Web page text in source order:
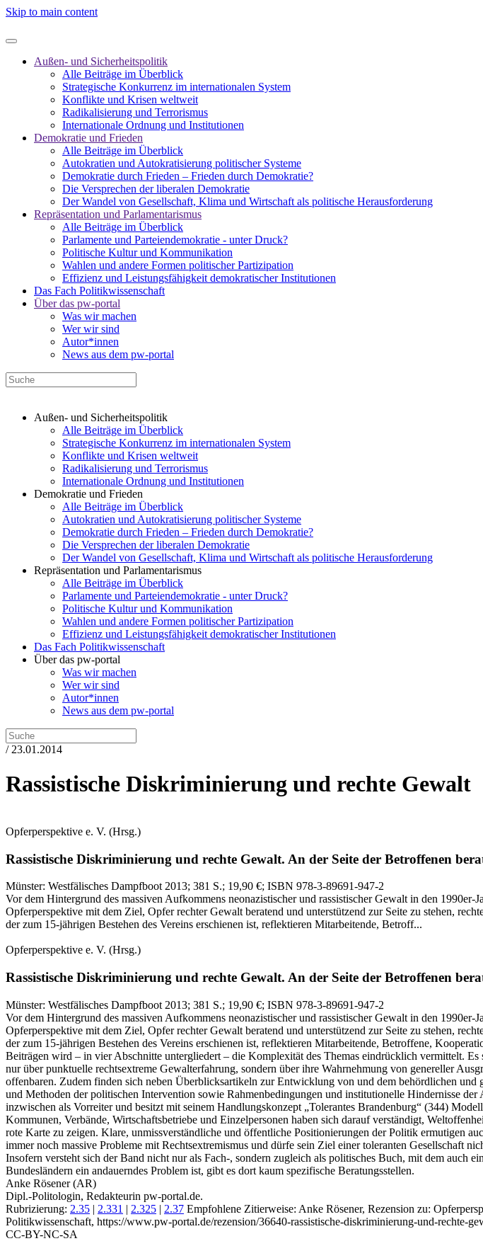
Skip to main content
Außen- und Sicherheitspolitik
Alle Beiträge im Überblick
Strategische Konkurrenz im internationalen System
Konflikte und Krisen weltweit
Radikalisierung und Terrorismus
Internationale Ordnung und Institutionen
Demokratie und Frieden
Alle Beiträge im Überblick
Autokratien und Autokratisierung politischer Systeme
Demokratie durch Frieden – Frieden durch Demokratie?
Die Versprechen der liberalen Demokratie
Der Wandel von Gesellschaft, Klima und Wirtschaft als politische Herausforderung
Repräsentation und Parlamentarismus
Alle Beiträge im Überblick
Parlamente und Parteiendemokratie - unter Druck?
Politische Kultur und Kommunikation
Wahlen und andere Formen politischer Partizipation
Effizienz und Leistungsfähigkeit demokratischer Institutionen
Das Fach Politikwissenschaft
Über das pw-portal
Was wir machen
Wer wir sind
Autor*innen
News aus dem pw-portal
Außen- und Sicherheitspolitik
Alle Beiträge im Überblick
Strategische Konkurrenz im internationalen System
Konflikte und Krisen weltweit
Radikalisierung und Terrorismus
Internationale Ordnung und Institutionen
Demokratie und Frieden
Alle Beiträge im Überblick
Autokratien und Autokratisierung politischer Systeme
Demokratie durch Frieden – Frieden durch Demokratie?
Die Versprechen der liberalen Demokratie
Der Wandel von Gesellschaft, Klima und Wirtschaft als politische Herausforderung
Repräsentation und Parlamentarismus
Alle Beiträge im Überblick
Parlamente und Parteiendemokratie - unter Druck?
Politische Kultur und Kommunikation
Wahlen und andere Formen politischer Partizipation
Effizienz und Leistungsfähigkeit demokratischer Institutionen
Das Fach Politikwissenschaft
Über das pw-portal
Was wir machen
Wer wir sind
Autor*innen
News aus dem pw-portal
/ 23.01.2014
Rassistische Diskriminierung und rechte Gewalt
Opferperspektive e. V. (Hrsg.)
Rassistische Diskriminierung und rechte Gewalt. An der Seite der Betroffenen
Münster: Westfälisches Dampfboot 2013; 381 S.; 19,90 €; ISBN 978-3-89691-947-2
Vor dem Hintergrund des massiven Aufkommens neonazistischer und rassistischer Gewalt in den
Opferperspektive mit dem Ziel, Opfer rechter Gewalt beratend und unterstützend zur Seite zu stehen,
der zum 15‑jährigen Bestehen des Vereins erschienen ist, reflektieren Mitarbeitende, Betroff...
Opferperspektive e. V. (Hrsg.)
Rassistische Diskriminierung und rechte Gewalt. An der Seite der Betroffenen
Münster: Westfälisches Dampfboot 2013; 381 S.; 19,90 €; ISBN 978-3-89691-947-2
Vor dem Hintergrund des massiven Aufkommens neonazistischer und rassistischer Gewalt in den
Opferperspektive mit dem Ziel, Opfer rechter Gewalt beratend und unterstützend zur Seite zu stehen,
der zum 15‑jährigen Bestehen des Vereins erschienen ist, reflektieren Mitarbeitende, Betroffene,
Beiträgen wird – in vier Abschnitte untergliedert – die Komplexität des Themas eindrücklich vermittelt.
nur über punktuelle rechtsextreme Gewalterfahrung, sondern über ihre Wahrnehmung von genereller
offenbaren. Zudem finden sich neben Überblicksartikeln zur Entwicklung von und dem behördlichen
und Methoden der politischen Intervention sowie Rahmenbedingungen und institutionelle Hindernisse
inzwischen als Vorreiter und besitzt mit seinem Handlungskonzept „Tolerantes Brandenburg“ (344)
Kommunen, Verbände, Wirtschaftsbetriebe und Einzelpersonen haben sich darauf verständigt,
rote Karte zu zeigen. Klare, unmissverständliche und öffentliche Positionierungen der Politik ermutigen
immer noch massive Probleme mit Rechtsextremismus und dürfe sein Ziel einer toleranten Gesellschaft
Insofern versteht sich der Band nicht nur als Fach‑, sondern zugleich als politisches Buch, mit dem auch
Bundesländern ein andauerndes Problem ist, gibt es dort kaum spezifische Beratungsstellen.
Anke Rösener (AR)
Dipl.-Politologin, Redakteurin pw-portal.de.
Rubrizierung: 2.35 | 2.331 | 2.325 | 2.37 Empfohlene Zitierweise: Anke Rösener, Rezension zu:
Politikwissenschaft, https://www.pw-portal.de/rezension/36640-rassistische-diskriminierung-und-rechte-
CC-BY-NC-SA